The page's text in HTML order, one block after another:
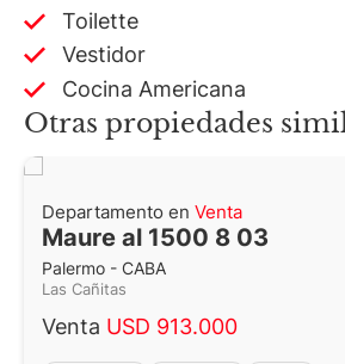
Toilette
Vestidor
Cocina Americana
Otras propiedades
Departamento en Venta
Maure al 1500 8 03
Palermo - CABA
Las Cañitas
Venta USD 913.000